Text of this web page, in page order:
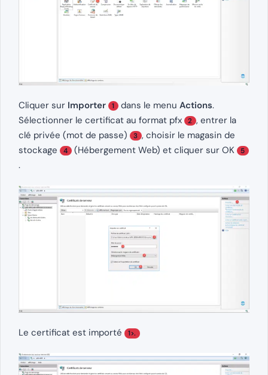
Cliquer sur Importer 1 dans le menu Actions.
Sélectionner le certificat au format pfx
2 , entrer la
clé privée (mot de passe)
3 , choisir le magasin de
stockage
4 (Hébergement Web) et cliquer sur OK 5
.
Le certificat est importé 1>.